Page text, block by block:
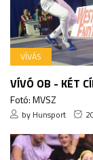
VÍVÁS
VÍVÓ OB - KÉT
Fotó: MVSZ
by Hunsport